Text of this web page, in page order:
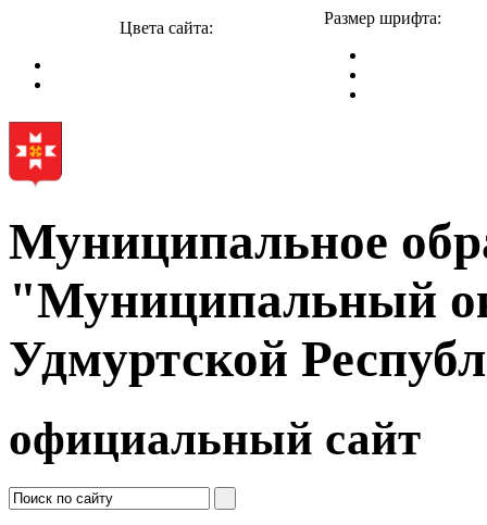
Цвета сайта:
Размер шрифта:
Муниципальное
"Муниципальный
Удмуртской
официальный сайт